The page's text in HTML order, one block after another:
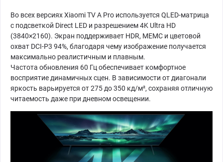
Во всех версиях Xiaomi TV A Pro используется QLED-матрица
с подсветкой Direct LED и разрешением 4K Ultra HD
(3840×2160). Экран поддерживает HDR, MEMC и цветовой
охват DCI-P3 94%, благодаря чему изображение получается
максимально реалистичным и плавным.
Частота обновления 60 Гц обеспечивает комфортное
восприятие динамичных сцен. В зависимости от диагонали
яркость варьируется от 275 до 350 кд/м², сохраняя отличную
читаемость даже при дневном освещении.